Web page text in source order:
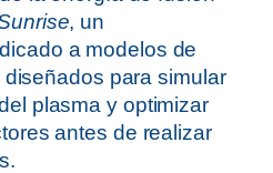
, un
a modelos de
diseñados para simular
plasma y optimizar
antes de realizar